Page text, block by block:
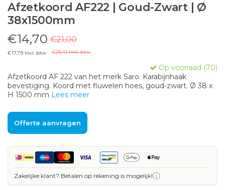
Afzetkoord AF222 | Goud-Zwart | Ø
38x1500mm
€14,70 €21,00
€17,79 Incl. btw €25,41 Incl. btw
Op voorraad (70)
Afzetkoord AF 222 van het merk Saro. Karabijnhaak
bevestiging. Koord met fluwelen hoes, goud-zwart. Ø 38 x
H 1500 mm Lees meer
Offerte aanvragen
Zakelijke klant? Betalen op rekening is mogelijk!ⓘ